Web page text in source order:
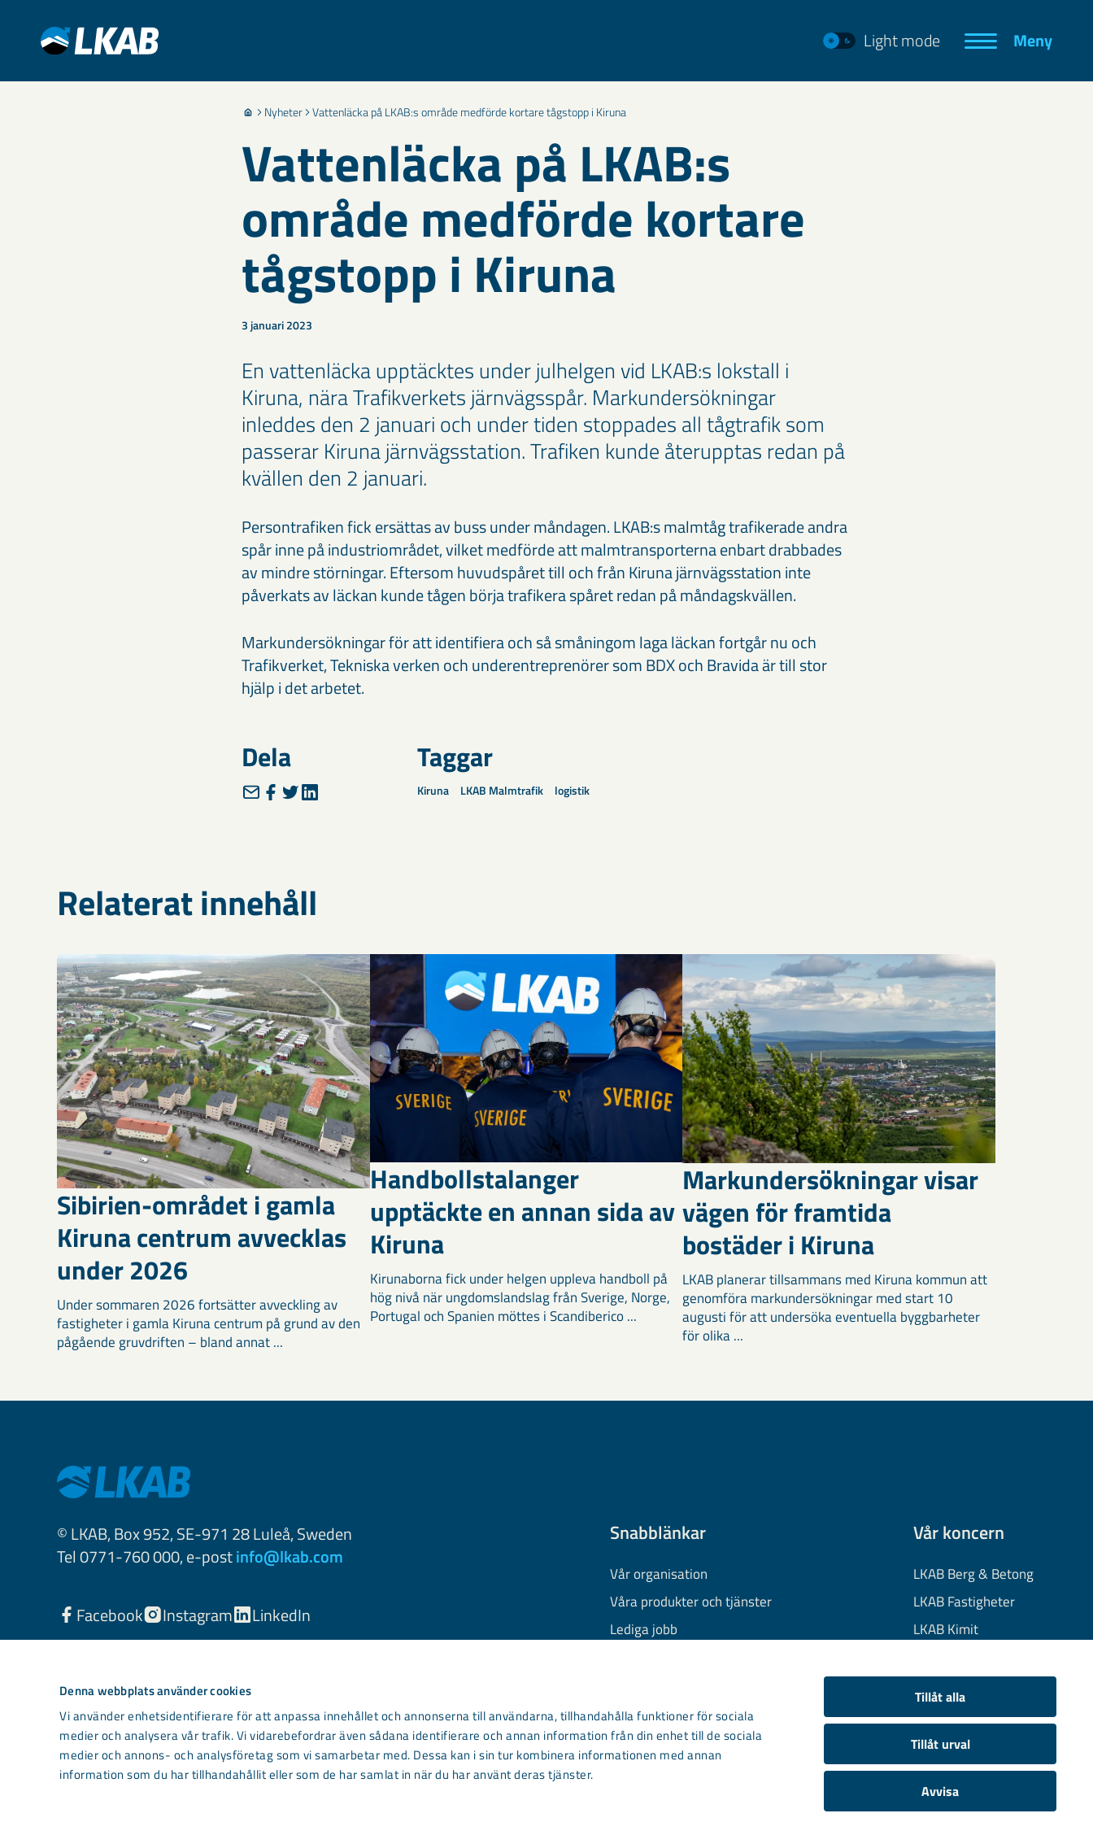
Denna webbplats använder cookies
Vi använder enhetsidentifierare för att anpassa innehållet och annonserna till användarna, tillhandahålla funktioner för sociala
medier och analysera vår trafik. Vi vidarebefordrar även sådana identifierare och annan information från din enhet till de sociala
medier och annons- och analysföretag som vi samarbetar med. Dessa kan i sin tur kombinera informationen med annan
information som du har tillhandahållit eller som de har samlat in när du har använt deras tjänster.
Tillåt alla
Tillåt urval
Avvisa
Light mode Meny
Nyheter Vattenläcka på LKAB:s område medförde kortare tågstopp i Kiruna
Vattenläcka på LKAB:s
område medförde kortare
tågstopp i Kiruna
3 januari 2023
En vattenläcka upptäcktes under julhelgen vid LKAB:s lokstall i
Kiruna, nära Trafikverkets järnvägsspår. Markundersökningar
inleddes den 2 januari och under tiden stoppades all tågtrafik som
passerar Kiruna järnvägsstation. Trafiken kunde återupptas redan på
kvällen den 2 januari.
Persontrafiken fick ersättas av buss under måndagen. LKAB:s malmtåg trafikerade andra
spår inne på industriområdet, vilket medförde att malmtransporterna enbart drabbades
av mindre störningar. Eftersom huvudspåret till och från Kiruna järnvägsstation inte
påverkats av läckan kunde tågen börja trafikera spåret redan på måndagskvällen.
Markundersökningar för att identifiera och så småningom laga läckan fortgår nu och
Trafikverket, Tekniska verken och underentreprenörer som BDX och Bravida är till stor
hjälp i det arbetet.
Dela Taggar
Kiruna LKAB Malmtrafik logistik
Relaterat innehåll
Sibirien-området i gamla
Kiruna centrum avvecklas
under 2026
Under sommaren 2026 fortsätter avveckling av
fastigheter i gamla Kiruna centrum på grund av den
pågående gruvdriften – bland annat ...
Handbollstalanger
upptäckte en annan sida av
Kiruna
Kirunaborna fick under helgen uppleva handboll på
hög nivå när ungdomslandslag från Sverige, Norge,
Portugal och Spanien möttes i Scandiberico ...
Markundersökningar visar
vägen för framtida
bostäder i Kiruna
LKAB planerar tillsammans med Kiruna kommun att
genomföra markundersökningar med start 10
augusti för att undersöka eventuella byggbarheter
för olika ...
© LKAB, Box 952, SE-971 28 Luleå, Sweden
Tel 0771-760 000, e-postinfo@lkab.com
Facebook Instagram LinkedIn
Snabblänkar
Vår organisation
Våra produkter och tjänster
Lediga jobb
Information om cookies
Kontakta oss
Vår koncern
LKAB Berg & Betong
LKAB Fastigheter
LKAB Kimit
LKAB Wassara
Samhällsutveckling